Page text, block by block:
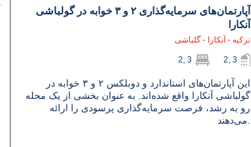
آپارتمان‌های سرمایه‌گذاری ۲ و ۳ خوابه در گولباشی
آنکارا
ترکیه - آنکارا - گلباشی
2, 3 2, 3
این آپارتمان‌های استاندارد و دوبلکس ۲ و ۳ خوابه در
گولباشی آنکارا واقع شده‌اند. به عنوان بخشی از یک محله
رو به رشد، فرصت سرمایه‌گذاری پرسودی را ارائه